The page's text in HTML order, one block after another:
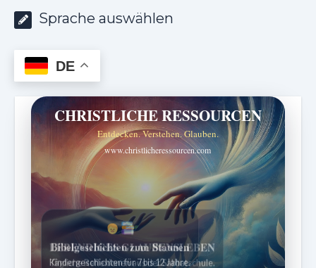
Sprache auswählen
DE
CHRISTLICHE RESSOURCEN
Entdecken. Verstehen. Glauben.
www.christlicheressourcen.com
Bibelgeschichten zum Staunen
Kindergeschichten für 7 bis 12 Jahre.